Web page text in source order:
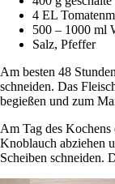
4 EL
500 – 1000 ml
Salz, Pfeffer
Am besten 48
schneiden. Das
begießen und zum
Am Tag des
Knoblauch abziehen
Scheiben schneiden.